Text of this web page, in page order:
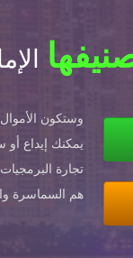
تصنيفها
وستكون
يمكنك إيداع
تجارة
هم السماسرة